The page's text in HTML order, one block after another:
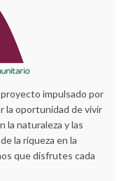
impulsado por
la oportunidad de vivir
la naturaleza y las
la riqueza en la
que disfrutes cada